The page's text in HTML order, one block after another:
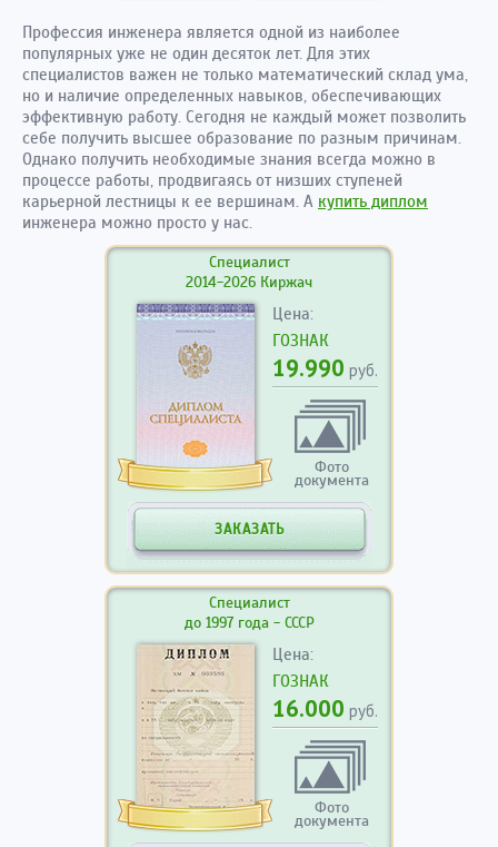
Профессия инженера является одной из наиболее
популярных уже не один десяток лет. Для этих
специалистов важен не только математический склад ума,
но и наличие определенных навыков, обеспечивающих
эффективную работу. Сегодня не каждый может позволить
себе получить высшее образование по разным причинам.
Однако получить необходимые знания всегда можно в
процессе работы, продвигаясь от низших ступеней
карьерной лестницы к ее вершинам. А купить диплом
инженера можно просто у нас.
Специалист
2014-2026 Киржач
Цена:
ГОЗНАК
19.990 руб.
Фото
документа
ЗАКАЗАТЬ
Специалист
до 1997 года - СССР
Цена:
ГОЗНАК
16.000 руб.
Фото
документа